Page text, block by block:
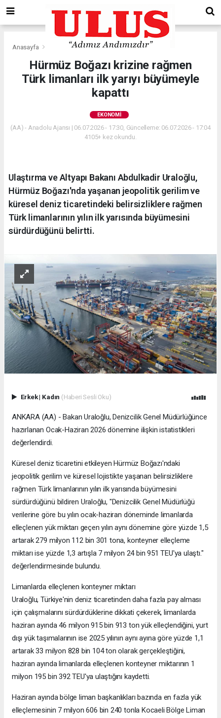
Anasayfa Ekonomi
Hürmüz Boğazı krizine rağmen
Türk limanları ilk yarıyı büyümeyle
kapattı
EKONOMI
(AA) - Anadolu Ajansı | 06.07.2026 - 17:30, Güncelleme: 06.07.2026 - 17:04
4105+ kez okundu.
Ulaştırma ve Altyapı Bakanı Abdulkadir Uraloğlu,
Hürmüz Boğazı'nda yaşanan jeopolitik gerilim ve
küresel deniz ticaretindeki belirsizliklere rağmen
Türk limanlarının yılın ilk yarısında büyümesini
sürdürdüğünü belirtti.
Erkek| Kadın (Haberi Sesli Oku)
ANKARA (AA) - Bakan Uraloğlu, Denizcilik Genel Müdürlüğünce
hazırlanan Ocak-Haziran 2026 dönemine ilişkin istatistikleri
değerlendirdi.
Küresel deniz ticaretini etkileyen Hürmüz Boğazı'ndaki
jeopolitik gerilim ve küresel lojistikte yaşanan belirsizliklere
rağmen Türk limanlarının yılın ilk yarısında büyümesini
sürdürdüğünü bildiren Uraloğlu, "Denizcilik Genel Müdürlüğü
verilerine göre bu yılın ocak-haziran döneminde limanlarda
elleçlenen yük miktarı geçen yılın aynı dönemine göre yüzde 1,5
artarak 279 milyon 112 bin 301 tona, konteyner elleçleme
miktarı ise yüzde 1,3 artışla 7 milyon 24 bin 951 TEU'ya ulaştı."
değerlendirmesinde bulundu.
Limanlarda elleçlenen konteyner miktarı
Uraloğlu, Türkiye'nin deniz ticaretinden daha fazla pay alması
için çalışmalarını sürdürdüklerine dikkati çekerek, limanlarda
haziran ayında 46 milyon 915 bin 913 ton yük elleçlendiğini, yurt
dışı yük taşımalarının ise 2025 yılının aynı ayına göre yüzde 1,1
artarak 33 milyon 828 bin 104 ton olarak gerçekleştiğini,
haziran ayında limanlarda elleçlenen konteyner miktarının 1
milyon 195 bin 392 TEU'ya ulaştığını kaydetti.
Haziran ayında bölge liman başkanlıkları bazında en fazla yük
elleçlemesinin 7 milyon 606 bin 240 tonla Kocaeli Bölge Liman